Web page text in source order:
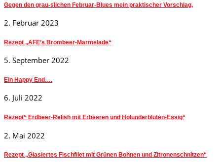
Gegen den grau-slichen Februar-Blues mein praktischer Vorschlag,
2. Februar 2023
Rezept „AFE’s Brombeer-Marmelade“
5. September 2022
Ein Happy End….
6. Juli 2022
Rezept“ Erdbeer-Relish mit Erbeeren und Holunderblüten-Essig“
2. Mai 2022
Rezept „Glasiertes Fischfilet mit Grünen Bohnen und Zitronenschnitzen“